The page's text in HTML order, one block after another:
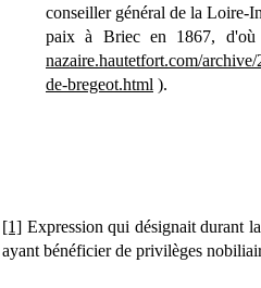
conseiller général de la Loire-
paix à Briec en 1867, d'où
nazaire.hautetfort.com/
de-bregeot.html ).
[1] Expression qui désignait durant
ayant bénéficier de privilèges